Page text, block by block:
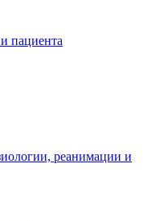
пациента
реанимации и